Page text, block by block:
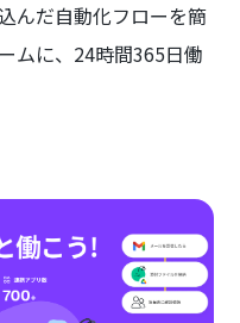
んだ自動化フローを簡
ムに、24時間365日働